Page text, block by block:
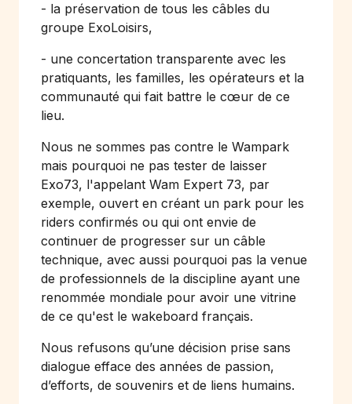
- la préservation de tous les câbles du
groupe ExoLoisirs,
- une concertation transparente avec les
pratiquants, les familles, les opérateurs et la
communauté qui fait battre le cœur de ce
lieu.
Nous ne sommes pas contre le Wampark
mais pourquoi ne pas tester de laisser
Exo73, l'appelant Wam Expert 73, par
exemple, ouvert en créant un park pour les
riders confirmés ou qui ont envie de
continuer de progresser sur un câble
technique, avec aussi pourquoi pas la venue
de professionnels de la discipline ayant une
renommée mondiale pour avoir une vitrine
de ce qu'est le wakeboard français.
Nous refusons qu’une décision prise sans
dialogue efface des années de passion,
d’efforts, de souvenirs et de liens humains.